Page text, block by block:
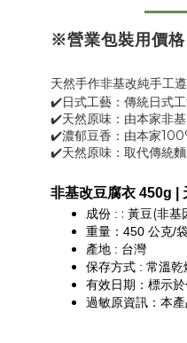
※營業包裝用價
天然手作非基改純手工
✔️日式工藝：傳統日式工
✔️天然原味：由本家非基
✔️濃郁豆香：由本家
✔️天然原味：取代傳統
非基改豆腐衣 450g
成份 : : 黃豆(非基
重量：450 公克/
產地 : 台灣
保存方式 : 常溫乾
有效日期：標示
過敏原資訊：本